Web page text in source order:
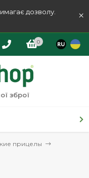
дозволу.
×
0
зброї
прицелы